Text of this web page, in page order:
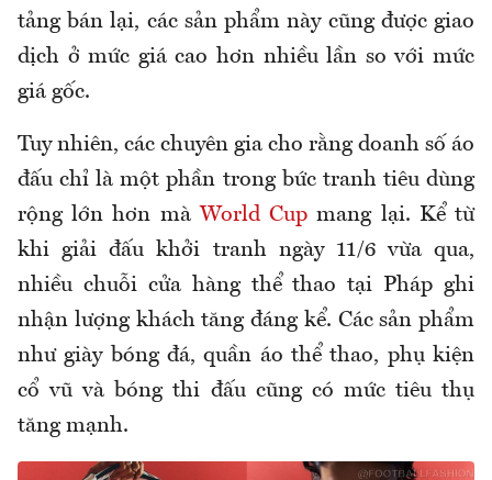
tảng bán lại, các sản phẩm này cũng được giao
dịch ở mức giá cao hơn nhiều lần so với mức
giá gốc.
Tuy nhiên, các chuyên gia cho rằng doanh số áo
đấu chỉ là một phần trong bức tranh tiêu dùng
rộng lớn hơn mà World Cupmang lại. Kể từ
khi giải đấu khởi tranh ngày 11/6 vừa qua,
nhiều chuỗi cửa hàng thể thao tại Pháp ghi
nhận lượng khách tăng đáng kể. Các sản phẩm
như giày bóng đá, quần áo thể thao, phụ kiện
cổ vũ và bóng thi đấu cũng có mức tiêu thụ
tăng mạnh.